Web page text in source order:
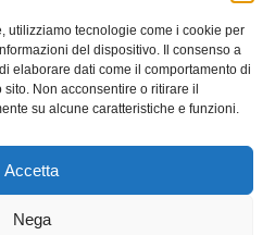
utilizziamo tecnologie come i cookie per
del dispositivo. Il consenso a
elaborare dati come il comportamento di
Non acconsentire o ritirare il
su alcune caratteristiche e funzioni.
Accetta
Nega